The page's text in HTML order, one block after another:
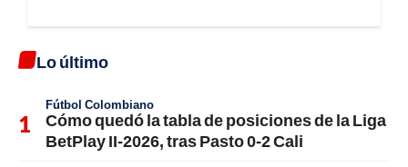
Lo último
Fútbol Colombiano
Cómo quedó la tabla de posiciones de la Liga
BetPlay II-2026, tras Pasto 0-2 Cali